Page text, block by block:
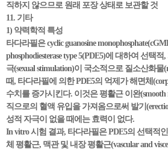
직하지 않으므로 원래 포장 상태로 보관할 것
11. 기타
1) 약력학적 특성
타다라필은 cyclic guanosine
phosphodiesterase type 5(PDE5)에 대하여 선택
극(sexual stimulation)이 국소적으로 질소산화물
때, 타다라필에 의한 PDE5의 억제가 해면체
수치를 증가시킨다. 이것은 평활근 이완(smooth
직으로의 혈액 유입을 가져옴으로써 발기
성적 자극이 없을 때에는 효력이 없다.
In vitro 시험 결과, 타다라필은 PDE5의 선택적
체 평활근, 맥관 및 내장 평활근(vascular and